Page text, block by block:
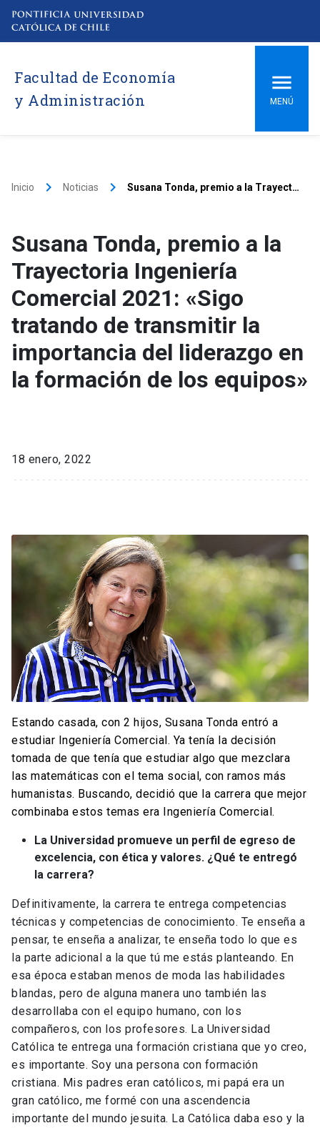
Facultad de Economía
y Administración
MENÚ
Inicio keyboard_arrow_right Noticias keyboard_arrow_right Susana Tonda, premio a la Trayectoria Ingeniería Comercial 2021: «Sigo tratando de transmitir la importancia del liderazgo en la formación de los equipos»
Susana Tonda, premio a la
Trayectoria Ingeniería
Comercial 2021: «Sigo
tratando de transmitir la
importancia del liderazgo en
la formación de los equipos»
18 enero, 2022
Estando casada, con 2 hijos, Susana Tonda entró a
estudiar Ingeniería Comercial. Ya tenía la decisión
tomada de que tenía que estudiar algo que mezclara
las matemáticas con el tema social, con ramos más
humanistas. Buscando, decidió que la carrera que mejor
combinaba estos temas era Ingeniería Comercial.
La Universidad promueve un perfil de egreso de
excelencia, con ética y valores. ¿Qué te entregó
la carrera?
Definitivamente, la carrera te entrega competencias
técnicas y competencias de conocimiento. Te enseña a
pensar, te enseña a analizar, te enseña todo lo que es
la parte adicional a la que tú me estás planteando. En
esa época estaban menos de moda las habilidades
blandas, pero de alguna manera uno también las
desarrollaba con el equipo humano, con los
compañeros, con los profesores. La Universidad
Católica te entrega una formación cristiana que yo creo,
es importante. Soy una persona con formación
cristiana. Mis padres eran católicos, mi papá era un
gran católico, me formé con una ascendencia
importante del mundo jesuita. La Católica daba eso y la